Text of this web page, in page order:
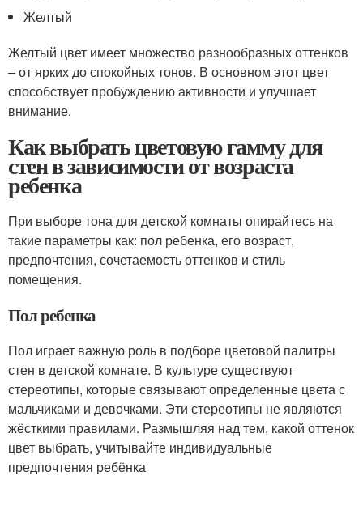
Желтый
Желтый цвет имеет множество разнообразных оттенков
– от ярких до спокойных тонов. В основном этот цвет
способствует пробуждению активности и улучшает
внимание.
Как выбрать цветовую гамму для
стен в зависимости от возраста
ребенка
При выборе тона для детской комнаты опирайтесь на
такие параметры как: пол ребенка, его возраст,
предпочтения, сочетаемость оттенков и стиль
помещения.
Пол ребенка
Пол играет важную роль в подборе цветовой палитры
стен в детской комнате. В культуре существуют
стереотипы, которые связывают определенные цвета с
мальчиками и девочками. Эти стереотипы не являются
жёсткими правилами. Размышляя над тем, какой оттенок
цвет выбрать, учитывайте индивидуальные
предпочтения ребёнка